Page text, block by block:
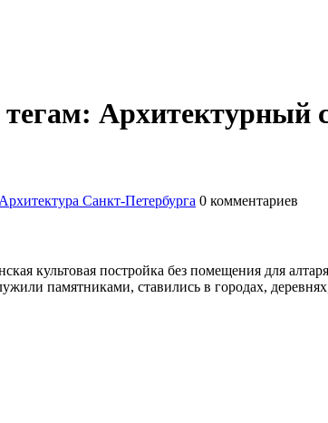
Архитектурный
Архитектура Санкт-Петербурга 0 комментариев
культовая постройка без помещения для
памятниками, ставились в городах,